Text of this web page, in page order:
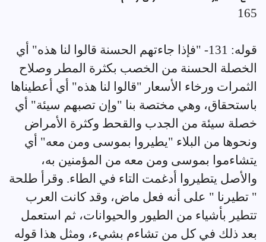
165
قوله: 131- "فإذا جاءتهم الحسنة قالوا لنا هذه" أي
الخصلة الحسنة من الخصب بكثرة المطر وصلاح
الثمرات ورخاء الأسعار "قالوا لنا هذه" أي أعطيناها
باستحقاق، وهي مختصة بنا "وإن تصبهم سيئة" أي
خصلة سيئة من الجدب والقحط وكثرة الأمراض
ونحوها من البلاء "يطيروا بموسى ومن معه" أي
يتشاءموا بموسى ومن معه من المؤمنين به،
والأصل يتطيروا أدغمت التاء في الطاء. وقرأ طلحة
" تطيرنا " على أنه فعل ماض، وقد كانت العرب
تتطير بأشياء من الطيور والحيوانات، ثم استعمل
بعد ذلك في كل من تشاءم بشيء، ومثل هذا قوله